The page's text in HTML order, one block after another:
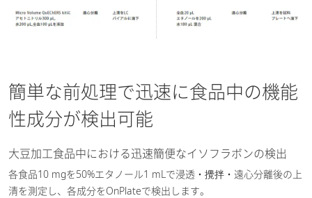
簡単な前処理で迅速に食品中の機能
性成分が検出可能
大豆加工食品中における迅速簡便なイソフラボンの検出
各食品10 mgを50%エタノール1 mLで浸透・攪拌・遠心分離後の上
清を測定し、各成分をOnPlateで検出します。